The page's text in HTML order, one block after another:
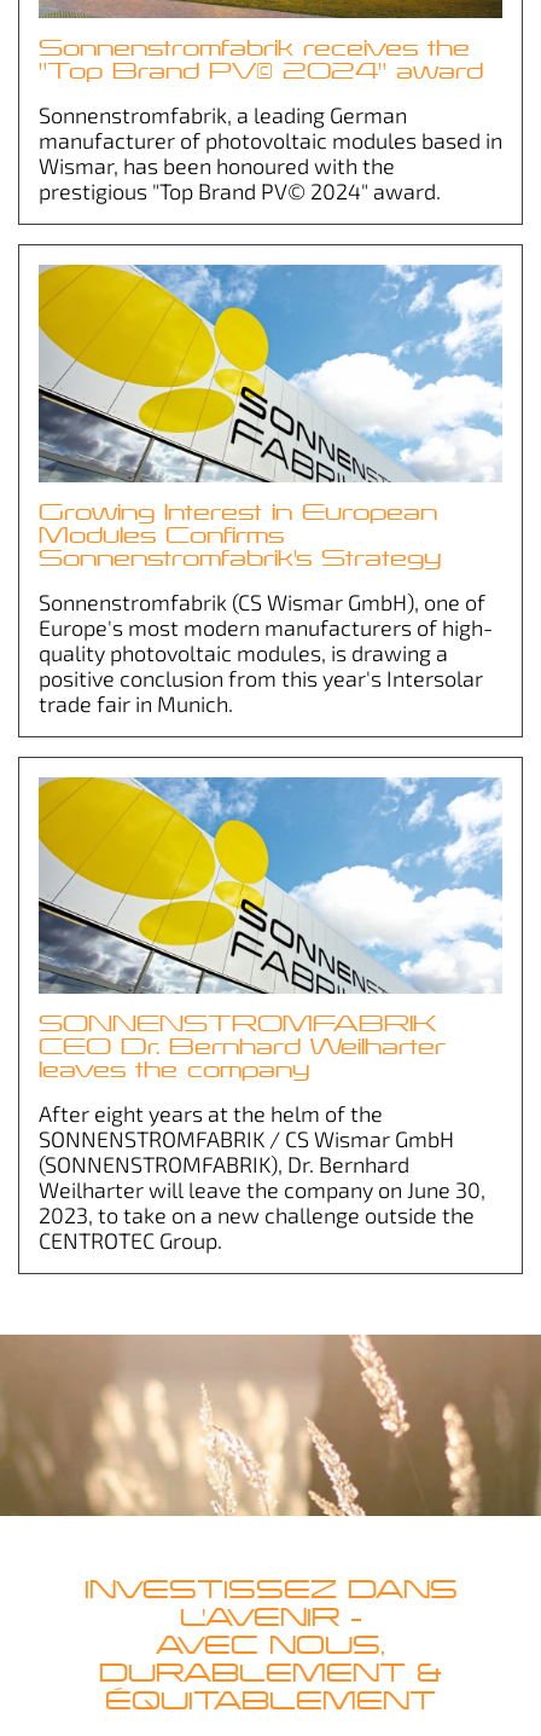
Sonnenstromfabrik receives the
"Top Brand PV© 2024" award
Sonnenstromfabrik, a leading German
manufacturer of photovoltaic modules based in
Wismar, has been honoured with the
prestigious "Top Brand PV© 2024" award.
Growing Interest in European
Modules Confirms
Sonnenstromfabrik's Strategy
Sonnenstromfabrik (CS Wismar GmbH), one of
Europe's most modern manufacturers of high-
quality photovoltaic modules, is drawing a
positive conclusion from this year's Intersolar
trade fair in Munich.
SONNENSTROMFABRIK
CEO Dr. Bernhard Weilharter
leaves the company
After eight years at the helm of the
SONNENSTROMFABRIK / CS Wismar GmbH
(SONNENSTROMFABRIK), Dr. Bernhard
Weilharter will leave the company on June 30,
2023, to take on a new challenge outside the
CENTROTEC Group.
INVESTISSEZ DANS
L'AVENIR –
AVEC NOUS,
DURABLEMENT &
ÉQUITABLEMENT